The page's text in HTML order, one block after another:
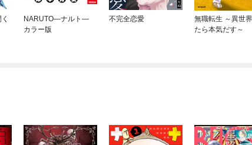
NARUTO—ナルト—
カラー版
不完全恋愛
無職転生 ～異世
たら本気だす～